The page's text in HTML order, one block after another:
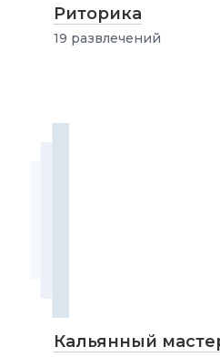
Риторика
19 развлечений
Кальянный